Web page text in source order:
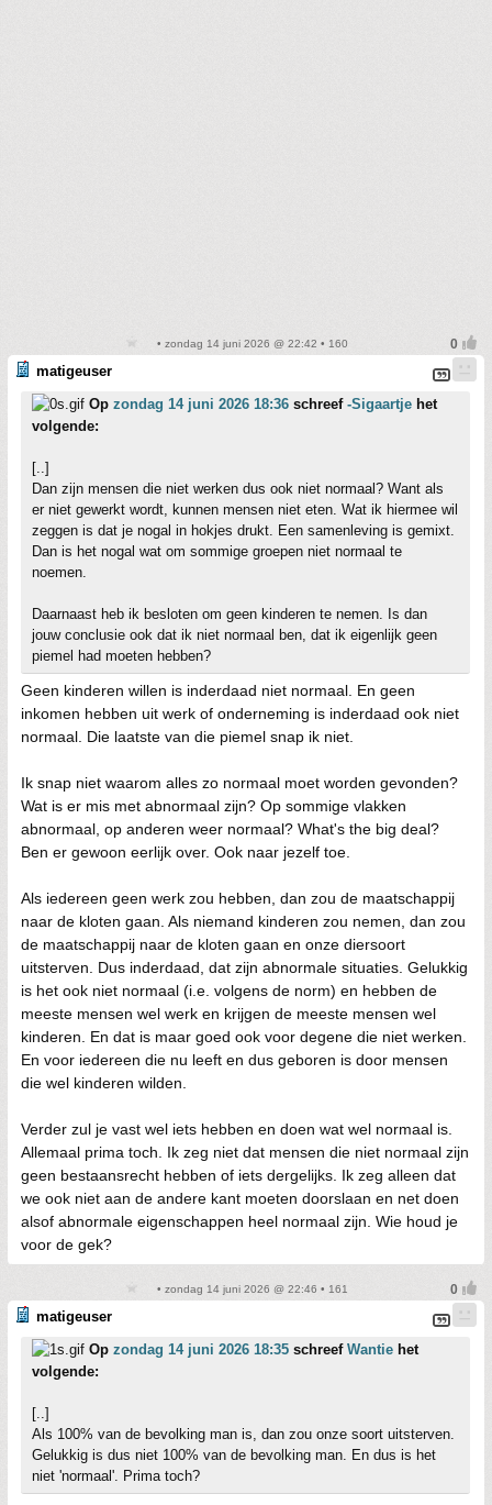
• zondag 14 juni 2026 @ 22:42 • 160
matigeuser
Op zondag 14 juni 2026 18:36 schreef -Sigaartje het
volgende:
[..]
Dan zijn mensen die niet werken dus ook niet normaal? Want als
er niet gewerkt wordt, kunnen mensen niet eten. Wat ik hiermee wil
zeggen is dat je nogal in hokjes drukt. Een samenleving is gemixt.
Dan is het nogal wat om sommige groepen niet normaal te
noemen.
Daarnaast heb ik besloten om geen kinderen te nemen. Is dan
jouw conclusie ook dat ik niet normaal ben, dat ik eigenlijk geen
piemel had moeten hebben?
Geen kinderen willen is inderdaad niet normaal. En geen
inkomen hebben uit werk of onderneming is inderdaad ook niet
normaal. Die laatste van die piemel snap ik niet.
Ik snap niet waarom alles zo normaal moet worden gevonden?
Wat is er mis met abnormaal zijn? Op sommige vlakken
abnormaal, op anderen weer normaal? What's the big deal?
Ben er gewoon eerlijk over. Ook naar jezelf toe.
Als iedereen geen werk zou hebben, dan zou de maatschappij
naar de kloten gaan. Als niemand kinderen zou nemen, dan zou
de maatschappij naar de kloten gaan en onze diersoort
uitsterven. Dus inderdaad, dat zijn abnormale situaties. Gelukkig
is het ook niet normaal (i.e. volgens de norm) en hebben de
meeste mensen wel werk en krijgen de meeste mensen wel
kinderen. En dat is maar goed ook voor degene die niet werken.
En voor iedereen die nu leeft en dus geboren is door mensen
die wel kinderen wilden.
Verder zul je vast wel iets hebben en doen wat wel normaal is.
Allemaal prima toch. Ik zeg niet dat mensen die niet normaal zijn
geen bestaansrecht hebben of iets dergelijks. Ik zeg alleen dat
we ook niet aan de andere kant moeten doorslaan en net doen
alsof abnormale eigenschappen heel normaal zijn. Wie houd je
voor de gek?
• zondag 14 juni 2026 @ 22:46 • 161
matigeuser
Op zondag 14 juni 2026 18:35 schreef Wantie het
volgende:
[..]
Als 100% van de bevolking man is, dan zou onze soort uitsterven.
Gelukkig is dus niet 100% van de bevolking man. En dus is het
niet 'normaal'. Prima toch?